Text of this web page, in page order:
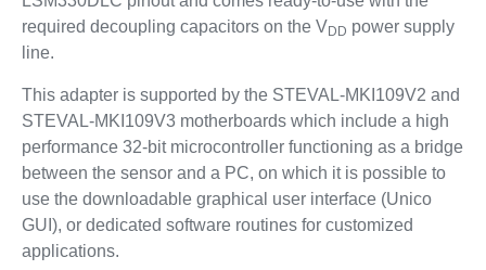
required decoupling capacitors on the VDD power supply
line.
This adapter is supported by the STEVAL-MKI109V2 and
STEVAL-MKI109V3 motherboards which include a high
performance 32-bit microcontroller functioning as a bridge
between the sensor and a PC, on which it is possible to
use the downloadable graphical user interface (Unico
GUI), or dedicated software routines for customized
applications.